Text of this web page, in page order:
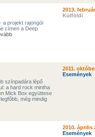
a projekt rajongói
címen a Deep
2013.
Külföldi
színpadára lépő
a hard rock mintha
Mick Box együttese
még mindig
2011.
Események
2010. április
Események